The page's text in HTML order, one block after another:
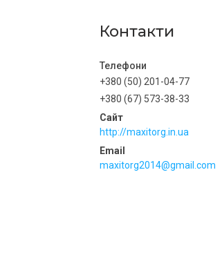
Контакти
+380 (50) 201-04-77
+380 (67) 573-38-33
http://maxitorg.in.ua
maxitorg2014@gmail.com